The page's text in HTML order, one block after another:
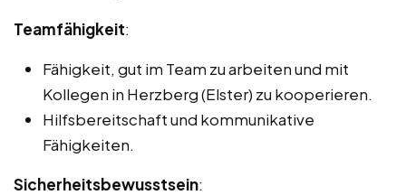
Teamfähigkeit:
Fähigkeit, gut im Team zu arbeiten und mit
Kollegen in Herzberg (Elster) zu kooperieren.
Hilfsbereitschaft und kommunikative
Fähigkeiten.
Sicherheitsbewusstsein: